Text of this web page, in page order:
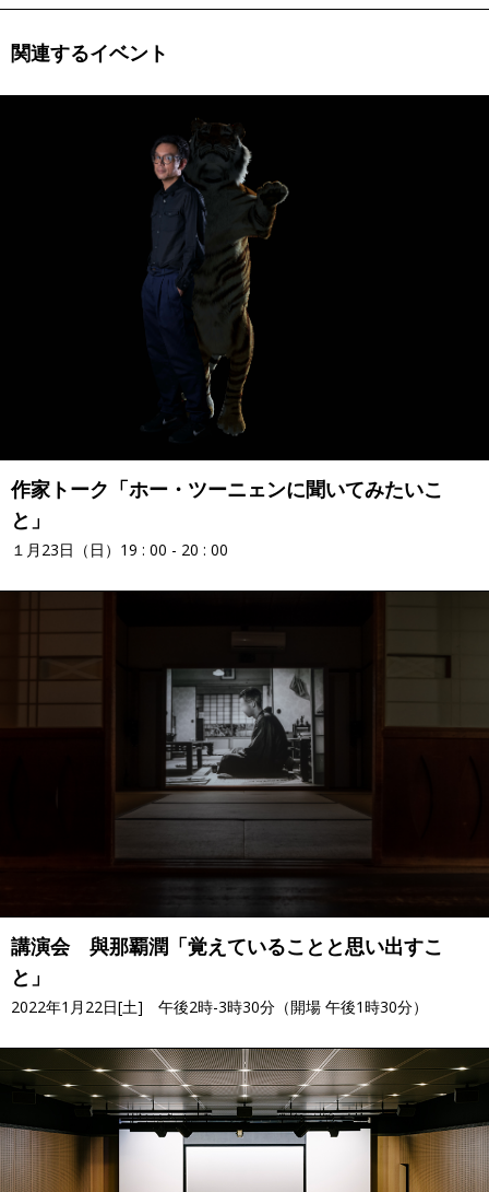
関連するイベント
作家トーク「ホー・ツーニェンに聞いてみたいこ
と」
１月23日（日）19 : 00 - 20 : 00
講演会 與那覇潤「覚えていることと思い出すこ
と」
2022年1月22日[土] 午後2時-3時30分（開場 午後1時30分）